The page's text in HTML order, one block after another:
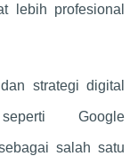
lebih profesional
strategi digital
Google
salah satu